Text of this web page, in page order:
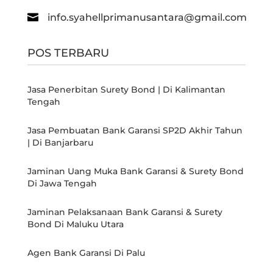
 info.syahellprimanusantara@gmail.com
POS TERBARU
Jasa Penerbitan Surety Bond | Di Kalimantan
Tengah
Jasa Pembuatan Bank Garansi SP2D Akhir Tahun
| Di Banjarbaru
Jaminan Uang Muka Bank Garansi & Surety Bond
Di Jawa Tengah
Jaminan Pelaksanaan Bank Garansi & Surety
Bond Di Maluku Utara
Agen Bank Garansi Di Palu